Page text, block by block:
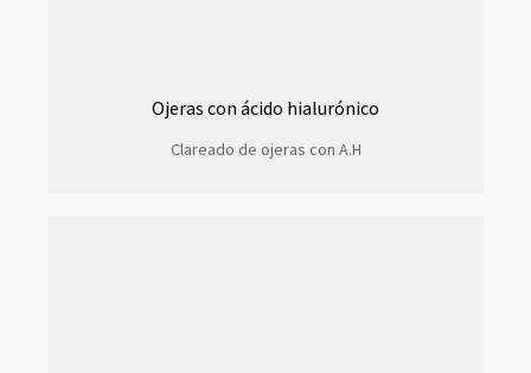
Ojeras con ácido hialurónico
Clareado de ojeras con A.H